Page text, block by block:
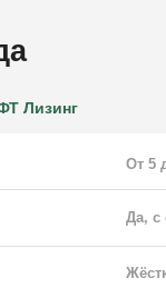
От 5
Да, с
Лизинг